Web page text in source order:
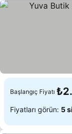
Başlangıç Fiyatı
Fiyatları görün: 5